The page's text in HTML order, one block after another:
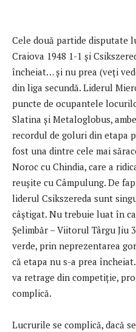
Cele două partide disputate
Craiova 1948 1-1 și
încheiat… și nu prea (veți
din liga secundă. Liderul
puncte de ocupantele
Slatina și Metaloglobus,
recordul de goluri din etapa
fost una dintre cele mai
Noroc cu Chindia, care a
reușite cu Câmpulung. De
liderul Csikszereda sunt
câștigat. Nu trebuie luat în
Șelimbăr – Viitorul Târgu Jiu
verde, prin neprezentarea
că etapa nu s-a prea
va retrage din competiție,
complică.
Lucrurile se complică, dacă